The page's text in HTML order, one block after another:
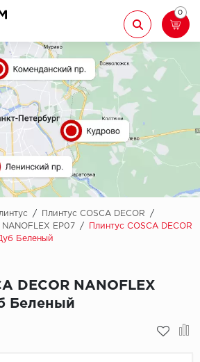
Назад
Aberhof
Adelar
Alfa
AllureFloor
Alpine floor
0
/ Плинтус COSCA DECOR
/
NANOFLEX EP07
/
Плинтус COSCA DECOR
Беленый
DECOR NANOFLEX
Беленый